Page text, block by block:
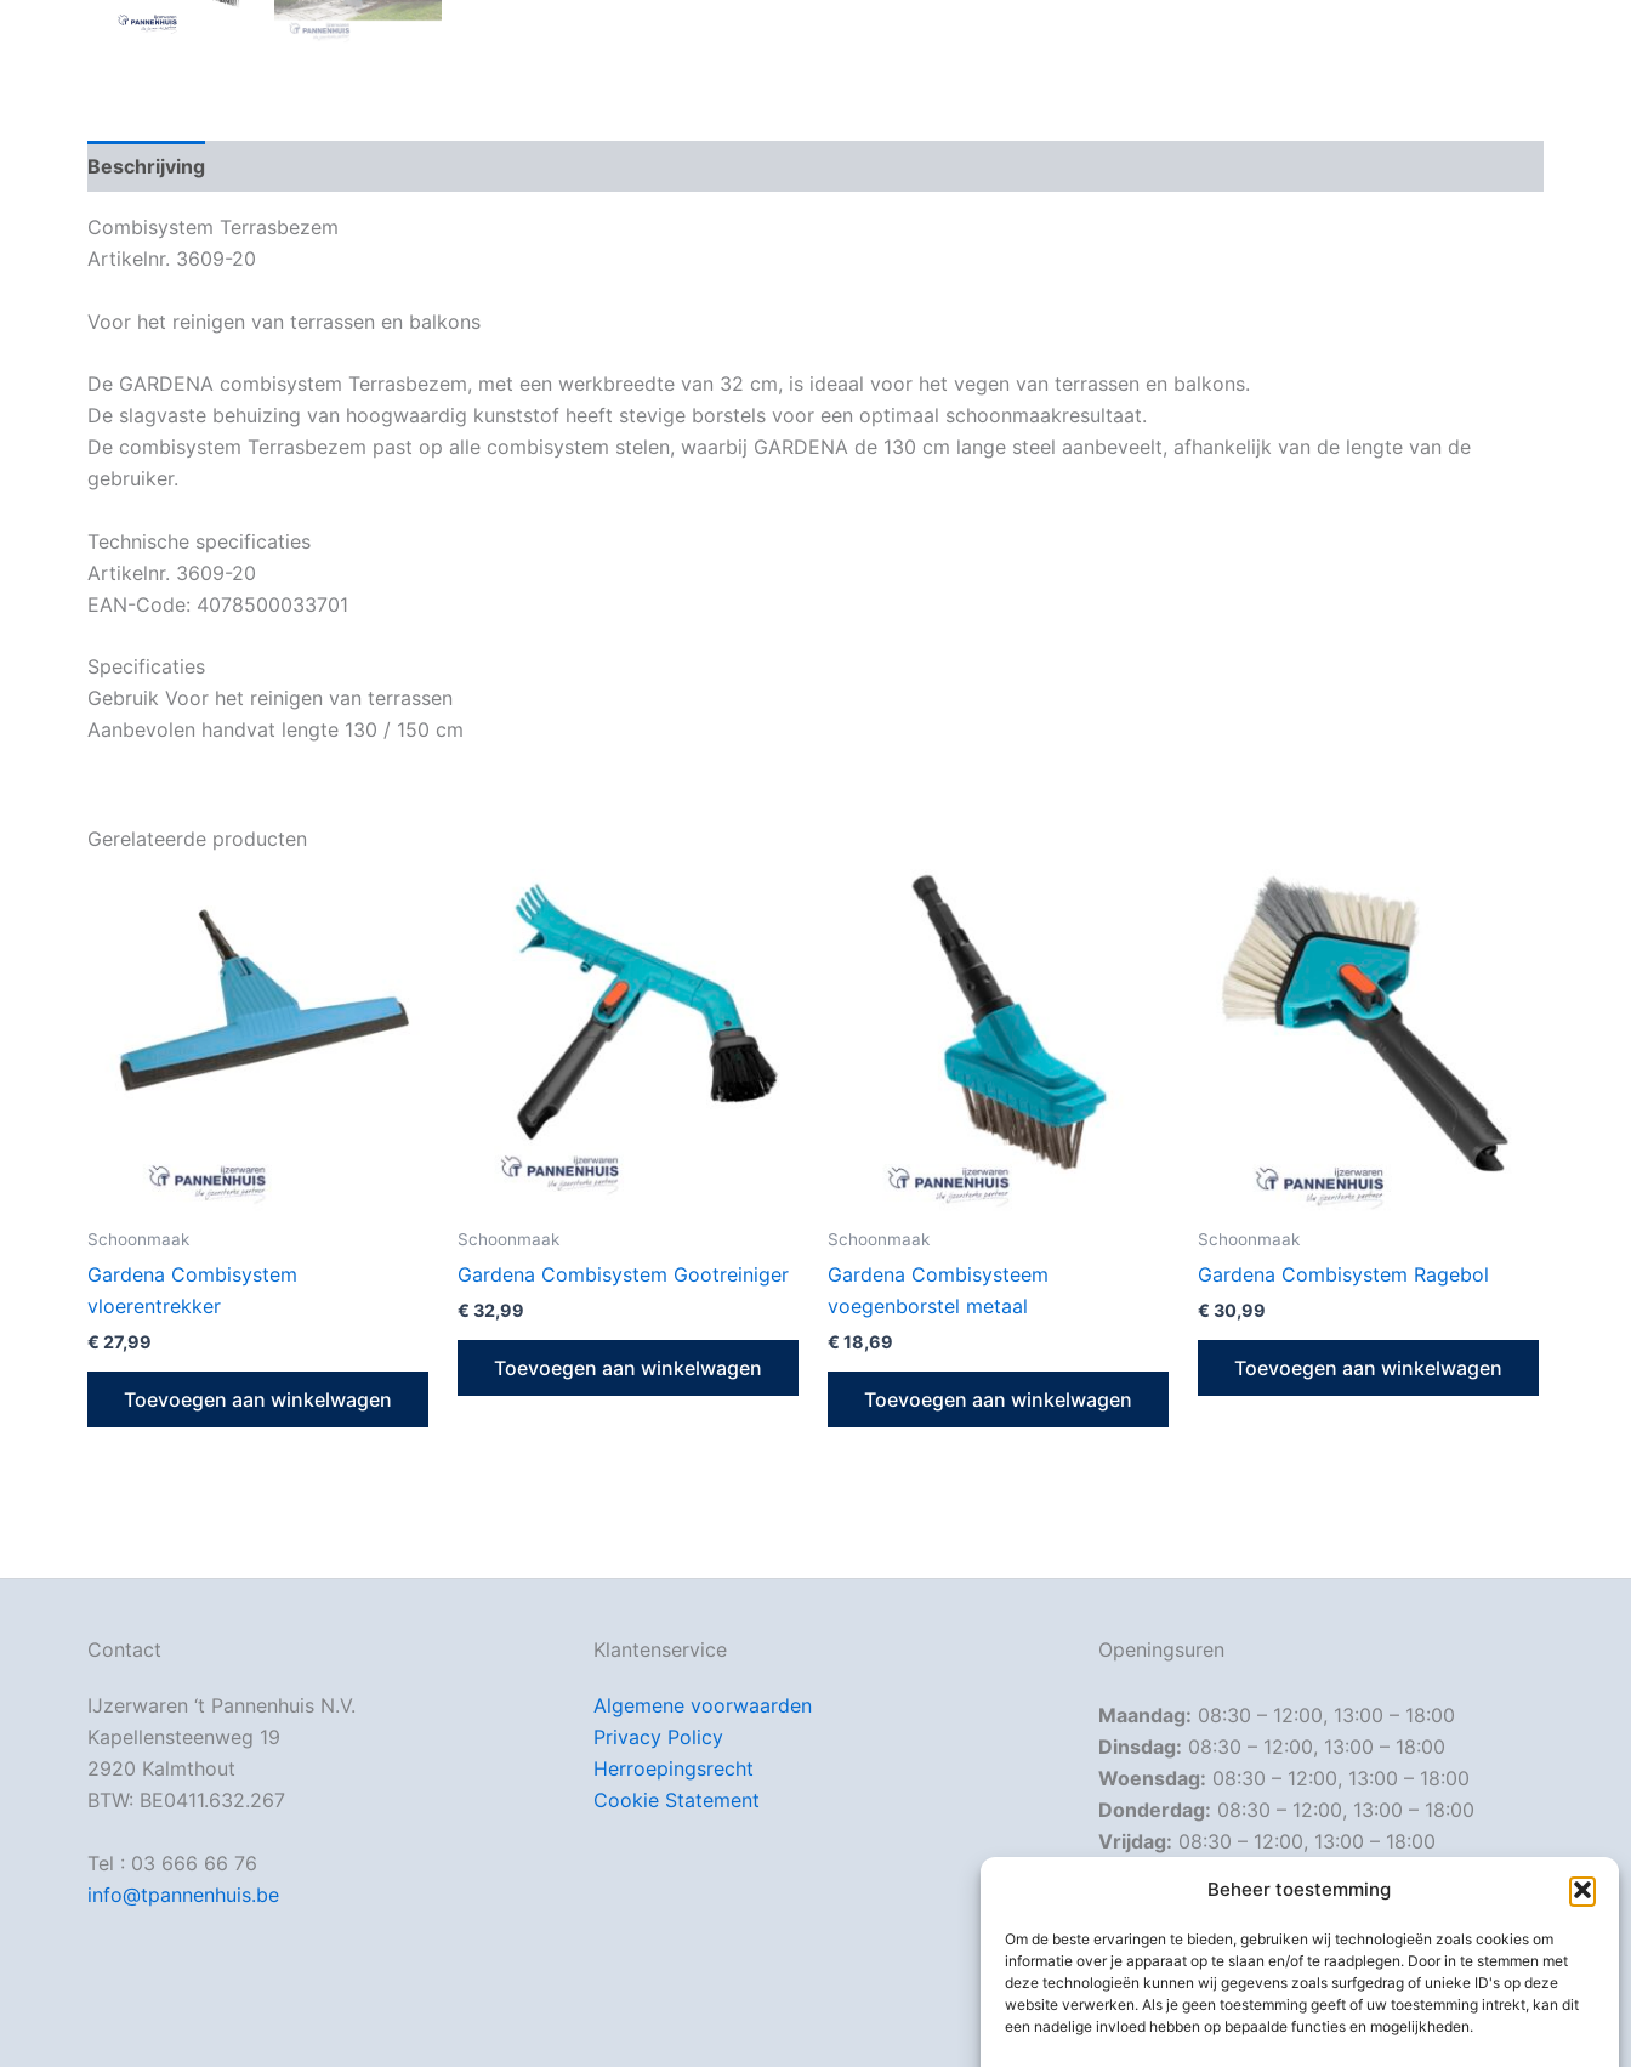
Beheer toestemming
Om de beste ervaringen te bieden, gebruiken wij technologieën zoals cookies om
informatie over je apparaat op te slaan en/of te raadplegen. Door in te stemmen met
deze technologieën kunnen wij gegevens zoals surfgedrag of unieke ID's op deze
website verwerken. Als je geen toestemming geeft of uw toestemming intrekt, kan dit
een nadelige invloed hebben op bepaalde functies en mogelijkheden.
Beschrijving
Combisystem Terrasbezem
Artikelnr. 3609-20
Voor het reinigen van terrassen en balkons
De GARDENA combisystem Terrasbezem, met een werkbreedte van 32 cm, is ideaal voor het vegen van terrassen en balkons.
De slagvaste behuizing van hoogwaardig kunststof heeft stevige borstels voor een optimaal schoonmaakresultaat.
De combisystem Terrasbezem past op alle combisystem stelen, waarbij GARDENA de 130 cm lange steel aanbeveelt, afhankelijk van de lengte van de
gebruiker.
Technische specificaties
Artikelnr. 3609-20
EAN-Code: 4078500033701
Specificaties
Gebruik Voor het reinigen van terrassen
Aanbevolen handvat lengte 130 / 150 cm
Gerelateerde producten
Schoonmaak
Gardena Combisystem
vloerentrekker
€ 27,99
Toevoegen aan winkelwagen
Schoonmaak
Gardena Combisystem Gootreiniger
€ 32,99
Toevoegen aan winkelwagen
Schoonmaak
Gardena Combisysteem
voegenborstel metaal
€ 18,69
Toevoegen aan winkelwagen
Schoonmaak
Gardena Combisystem Ragebol
€ 30,99
Toevoegen aan winkelwagen
Contact
IJzerwaren ‘t Pannenhuis N.V.
Kapellensteenweg 19
2920 Kalmthout
BTW: BE0411.632.267
Tel : 03 666 66 76
info@tpannenhuis.be
Klantenservice
Algemene voorwaarden
Privacy Policy
Herroepingsrecht
Cookie Statement
Openingsuren
Maandag: 08:30 – 12:00, 13:00 – 18:00
Dinsdag: 08:30 – 12:00, 13:00 – 18:00
Woensdag: 08:30 – 12:00, 13:00 – 18:00
Donderdag: 08:30 – 12:00, 13:00 – 18:00
Vrijdag: 08:30 – 12:00, 13:00 – 18:00
Gesloten
Afwijkende openingsuren